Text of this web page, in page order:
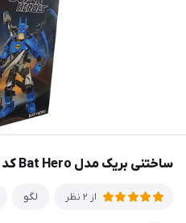
ساختنی بریک مدل Bat Hero کد 6001
از 2 نظر لگو